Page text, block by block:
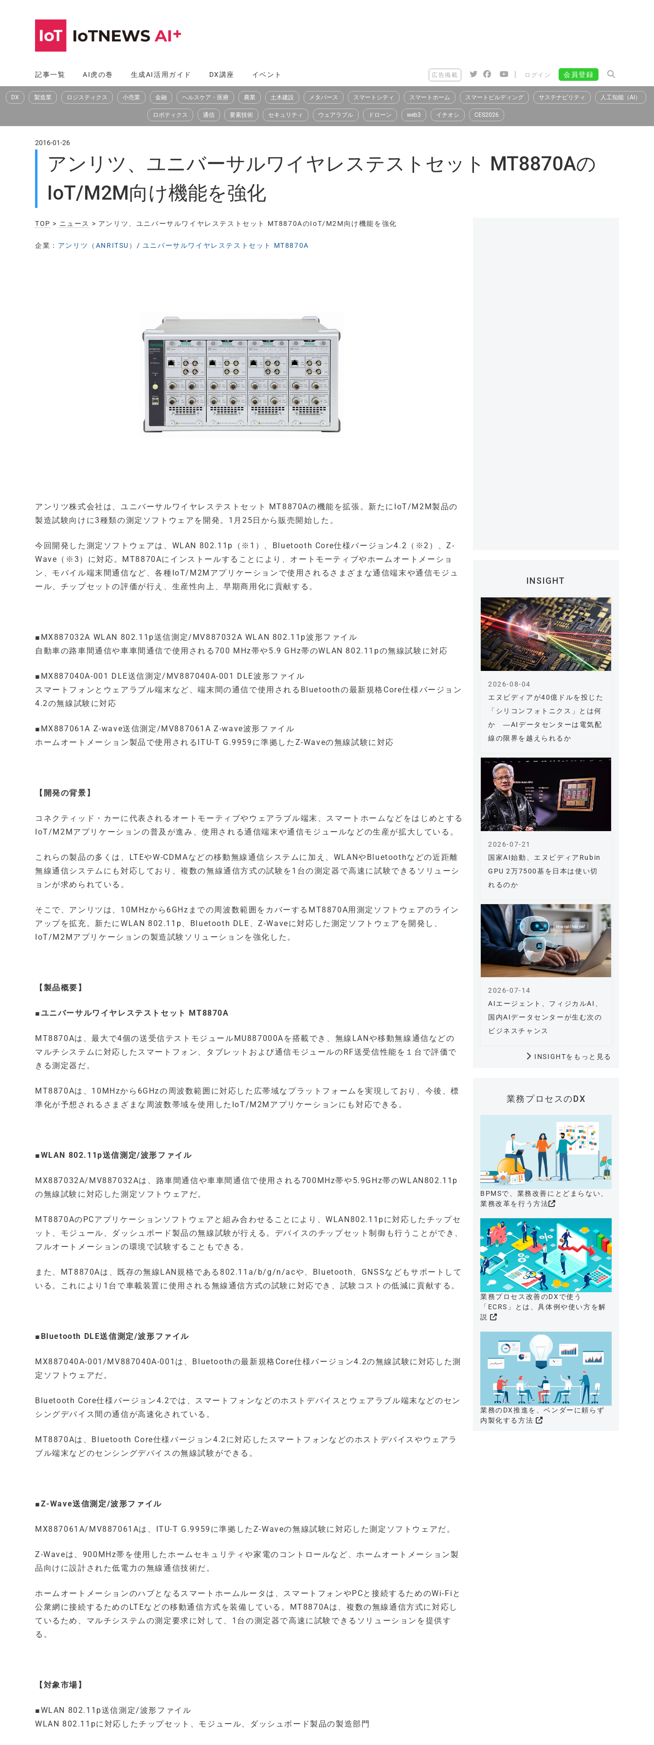
へ
ス
記事一覧 AI虎の巻 生成AI活用ガイド DX講座 イベント 広告掲載 | ログイン 会員登録
DX 製造業 ロジスティクス 小売業 金融 ヘルスケア・医療 農業 土木建設 メタバース スマートシティ スマートホーム スマートビルディング サステナビリティ 人工知能（AI）
ロボティクス 通信 要素技術 セキュリティ ウェアラブル ドローン web3 イチオシ CES2026
2016-01-26
アンリツ、ユニバーサルワイヤレステストセット MT8870Aの
IoT/M2M向け機能を強化
TOP > ニュース > アンリツ、ユニバーサルワイヤレステストセット MT8870AのIoT/M2M向け機能を強化
企業： アンリツ（ANRITSU） / ユニバーサルワイヤレステストセット MT8870A
アンリツ株式会社は、ユニバーサルワイヤレステストセット MT8870Aの機能を拡張。新たにIoT/M2M製品の
製造試験向けに3種類の測定ソフトウェアを開発。1月25日から販売開始した。
今回開発した測定ソフトウェアは、WLAN 802.11p（※1）、Bluetooth Core仕様バージョン4.2（※2）、Z-
Wave（※3）に対応。MT8870Aにインストールすることにより、オートモーティブやホームオートメーショ
ン、モバイル端末間通信など、各種IoT/M2Mアプリケーションで使用されるさまざまな通信端末や通信モジュ
ール、チップセットの評価が行え、生産性向上、早期商用化に貢献する。
■MX887032A WLAN 802.11p送信測定/MV887032A WLAN 802.11p波形ファイル
自動車の路車間通信や車車間通信で使用される700 MHz帯や5.9 GHz帯のWLAN 802.11pの無線試験に対応
■MX887040A-001 DLE送信測定/MV887040A-001 DLE波形ファイル
スマートフォンとウェアラブル端末など、端末間の通信で使用されるBluetoothの最新規格Core仕様バージョン
4.2の無線試験に対応
■MX887061A Z-wave送信測定/MV887061A Z-wave波形ファイル
ホームオートメーション製品で使用されるITU-T G.9959に準拠したZ-Waveの無線試験に対応
【開発の背景】
コネクティッド・カーに代表されるオートモーティブやウェアラブル端末、スマートホームなどをはじめとする
IoT/M2Mアプリケーションの普及が進み、使用される通信端末や通信モジュールなどの生産が拡大している。
これらの製品の多くは、LTEやW-CDMAなどの移動無線通信システムに加え、WLANやBluetoothなどの近距離
無線通信システムにも対応しており、複数の無線通信方式の試験を1台の測定器で高速に試験できるソリューシ
ョンが求められている。
そこで、アンリツは、10MHzから6GHzまでの周波数範囲をカバーするMT8870A用測定ソフトウェアのライン
アップを拡充。新たにWLAN 802.11p、Bluetooth DLE、Z-Waveに対応した測定ソフトウェアを開発し、
IoT/M2Mアプリケーションの製造試験ソリューションを強化した。
【製品概要】
■ユニバーサルワイヤレステストセット MT8870A
MT8870Aは、最大で4個の送受信テストモジュールMU887000Aを搭載でき、無線LANや移動無線通信などの
マルチシステムに対応したスマートフォン、タブレットおよび通信モジュールのRF送受信性能を１台で評価で
きる測定器だ。
MT8870Aは、10MHzから6GHzの周波数範囲に対応した広帯域なプラットフォームを実現しており、今後、標
準化が予想されるさまざまな周波数帯域を使用したIoT/M2Mアプリケーションにも対応できる。
■WLAN 802.11p送信測定/波形ファイル
MX887032A/MV887032Aは、路車間通信や車車間通信で使用される700MHz帯や5.9GHz帯のWLAN802.11p
の無線試験に対応した測定ソフトウェアだ。
MT8870AのPCアプリケーションソフトウェアと組み合わせることにより、WLAN802.11pに対応したチップセ
ット、モジュール、ダッシュボード製品の無線試験が行える。デバイスのチップセット制御も行うことができ、
フルオートメーションの環境で試験することもできる。
また、MT8870Aは、既存の無線LAN規格である802.11a/b/g/n/acや、Bluetooth、GNSSなどもサポートして
いる。これにより1台で車載装置に使用される無線通信方式の試験に対応でき、試験コストの低減に貢献する。
■Bluetooth DLE送信測定/波形ファイル
MX887040A-001/MV887040A-001は、Bluetoothの最新規格Core仕様バージョン4.2の無線試験に対応した測
定ソフトウェアだ。
Bluetooth Core仕様バージョン4.2では、スマートフォンなどのホストデバイスとウェアラブル端末などのセン
シングデバイス間の通信が高速化されている。
MT8870Aは、Bluetooth Core仕様バージョン4.2に対応したスマートフォンなどのホストデバイスやウェアラ
ブル端末などのセンシングデバイスの無線試験ができる。
■Z-Wave送信測定/波形ファイル
MX887061A/MV887061Aは、ITU-T G.9959に準拠したZ-Waveの無線試験に対応した測定ソフトウェアだ。
Z-Waveは、900MHz帯を使用したホームセキュリティや家電のコントロールなど、ホームオートメーション製
品向けに設計された低電力の無線通信技術だ。
ホームオートメーションのハブとなるスマートホームルータは、スマートフォンやPCと接続するためのWi-Fiと
公衆網に接続するためのLTEなどの移動通信方式を装備している。MT8870Aは、複数の無線通信方式に対応し
ているため、マルチシステムの測定要求に対して、1台の測定器で高速に試験できるソリューションを提供す
る。
【対象市場】
■WLAN 802.11p送信測定/波形ファイル
WLAN 802.11pに対応したチップセット、モジュール、ダッシュボード製品の製造部門
INSIGHT
エヌビディアが40億ドルを投じた
「シリコンフォトニクス」とは何
か ―AIデータセンターは電気配
線の限界を越えられるか
2026-08-04
国家AI始動、エヌビディアRubin
GPU 2万7500基を日本は使い切
れるのか
2026-07-21
AIエージェント、フィジカルAI、
国内AIデータセンターが生む次の
ビジネスチャンス
2026-07-14
INSIGHTをもっと見る
業務プロセスのDX
BPMSで、業務改善にとどまらない、
業務改革を行う方法
業務プロセス改善のDXで使う
「ECRS」とは、具体例や使い方を解
説
業務のDX推進を、ベンダーに頼らず
内製化する方法